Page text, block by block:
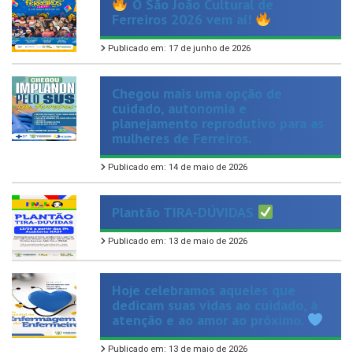
Publicado em: 17 de junho de 2026
Chegou mais uma opção de
cuidado, autonomia e
planejamento reprodutivo para as
mulheres de Ferreiros.
Publicado em: 14 de maio de 2026
Plantão TIRA-DÚVIDAS
Publicado em: 13 de maio de 2026
Hoje celebramos aqueles que
dedicam suas vidas ao cuidado, à
atenção e ao amor ao próximo.
Publicado em: 13 de maio de 2026